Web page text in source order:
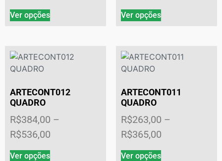
Ver opções Ver opções
ARTECONT012
QUADRO
R$384,00 –
R$536,00
Ver opções
ARTECONT011
QUADRO
R$263,00 –
R$365,00
Ver opções